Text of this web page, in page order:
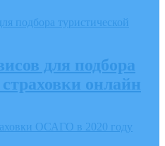
для подбора
онлайн